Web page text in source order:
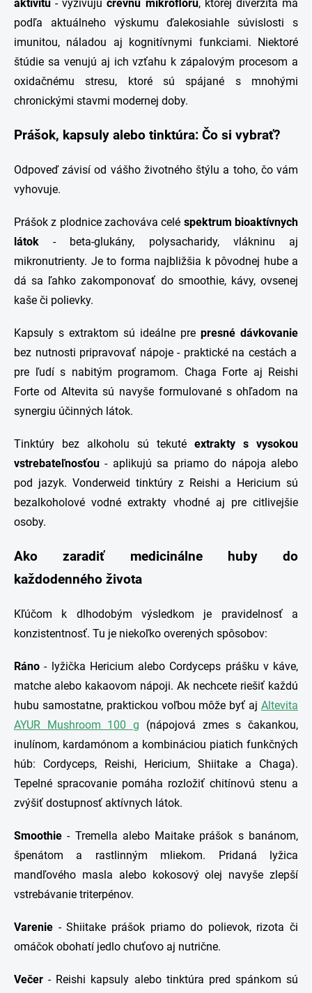
aktivitu - vyživujúčrevnú mikroflóru, ktorej diverzita má
podľa aktuálneho výskumu ďalekosiahle súvislosti s
imunitou, náladou aj kognitívnymi funkciami. Niektoré
štúdie sa venujú aj ich vzťahu k zápalovým procesom a
oxidačnému stresu, ktoré sú spájané s mnohými
chronickými stavmi modernej doby.
Prášok, kapsuly alebo tinktúra: Čo si vybrať?
Odpoveď závisí od vášho životného štýlu a toho, čo vám
vyhovuje.
Prášok z plodnice zachováva celé spektrum bioaktívnych
látok - beta-glukány, polysacharidy, vlákninu aj
mikronutrienty. Je to forma najbližšia k pôvodnej hube a
dá sa ľahko zakomponovať do smoothie, kávy, ovsenej
kaše či polievky.
Kapsuly s extraktom sú ideálne pre presné dávkovanie
bez nutnosti pripravovať nápoje - praktické na cestách a
pre ľudí s nabitým programom. Chaga Forte aj Reishi
Forte od Altevita sú navyše formulované s ohľadom na
synergiu účinných látok.
Tinktúry bez alkoholu sú tekuté extrakty s vysokou
vstrebateľnosťou - aplikujú sa priamo do nápoja alebo
pod jazyk. Vonderweid tinktúry z Reishi a Hericium sú
bezalkoholové vodné extrakty vhodné aj pre citlivejšie
osoby.
Ako zaradiť medicinálne huby do
každodenného života
Kľúčom k dlhodobým výsledkom je pravidelnosť a
konzistentnosť. Tu je niekoľko overených spôsobov:
Ráno - lyžička Hericium alebo Cordyceps prášku v káve,
matche alebo kakaovom nápoji. Ak nechcete riešiť každú
hubu samostatne, praktickou voľbou môže byť aj Altevita
AYUR Mushroom 100 g (nápojová zmes s čakankou,
inulínom, kardamónom a kombináciou piatich funkčných
húb: Cordyceps, Reishi, Hericium, Shiitake a Chaga).
Tepelné spracovanie pomáha rozložiť chitínovú stenu a
zvýšiť dostupnosť aktívnych látok.
Smoothie - Tremella alebo Maitake prášok s banánom,
špenátom a rastlinným mliekom. Pridaná lyžica
mandľového masla alebo kokosový olej navyše zlepší
vstrebávanie triterpénov.
Varenie - Shiitake prášok priamo do polievok, rizota či
omáčok obohatí jedlo chuťovo aj nutrične.
Večer - Reishi kapsuly alebo tinktúra pred spánkom sú